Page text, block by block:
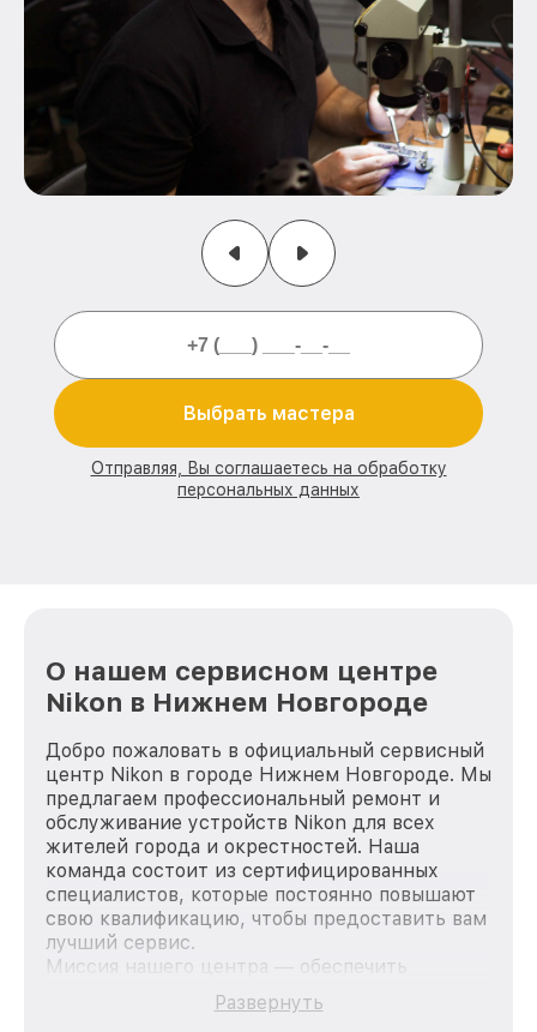
Выбрать мастера
Отправляя, Вы соглашаетесь на обработку
персональных данных
О нашем сервисном центре
Nikon в Нижнем Новгороде
Добро пожаловать в официальный сервисный
центр Nikon в городе Нижнем Новгороде. Мы
предлагаем профессиональный ремонт и
обслуживание устройств Nikon для всех
жителей города и окрестностей. Наша
команда состоит из сертифицированных
специалистов, которые постоянно повышают
свою квалификацию, чтобы предоставить вам
лучший сервис.
Миссия нашего центра — обеспечить
качественный и доступный ремонт для
каждого пользователя продукции Nikon, вне
Развернуть